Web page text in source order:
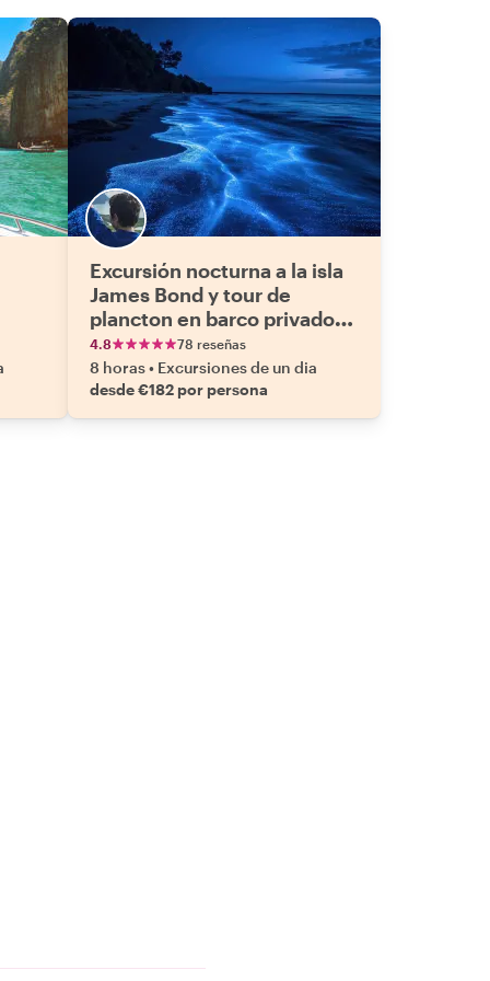
Excursión nocturna a la isla
James Bond y tour de
plancton en barco privado
de cola larga
4.8 78 reseñas
8 horas• Excursiones de un dia
desde €182 por persona